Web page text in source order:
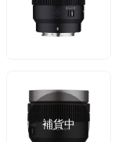
補貨中